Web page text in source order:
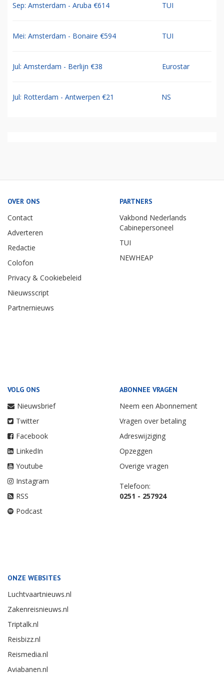
Sep: Amsterdam - Aruba €614 TUI
Mei: Amsterdam - Bonaire €594 TUI
Jul: Amsterdam - Berlijn €38 Eurostar
Jul: Rotterdam - Antwerpen €21 NS
OVER ONS
Contact
Adverteren
Redactie
Colofon
Privacy & Cookiebeleid
Nieuwsscript
Partnernieuws
PARTNERS
Vakbond Nederlands
Cabinepersoneel
TUI
NEWHEAP
VOLG ONS
Nieuwsbrief
Twitter
Facebook
LinkedIn
Youtube
Instagram
RSS
Podcast
ABONNEE VRAGEN
Neem een Abonnement
Vragen over betaling
Adreswijziging
Opzeggen
Overige vragen
Telefoon:
0251 - 257924
ONZE WEBSITES
Luchtvaartnieuws.nl
Zakenreisnieuws.nl
Triptalk.nl
Reisbizz.nl
Reismedia.nl
Aviabanen.nl